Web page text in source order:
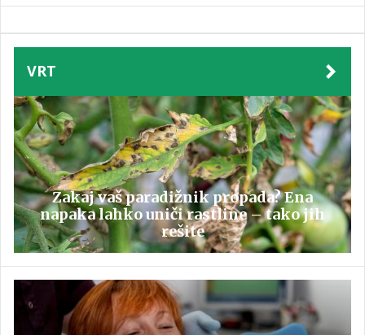
VRT
Zakaj vaš paradižnik propada? Ena
napaka lahko uniči rastline – tako jih
rešite